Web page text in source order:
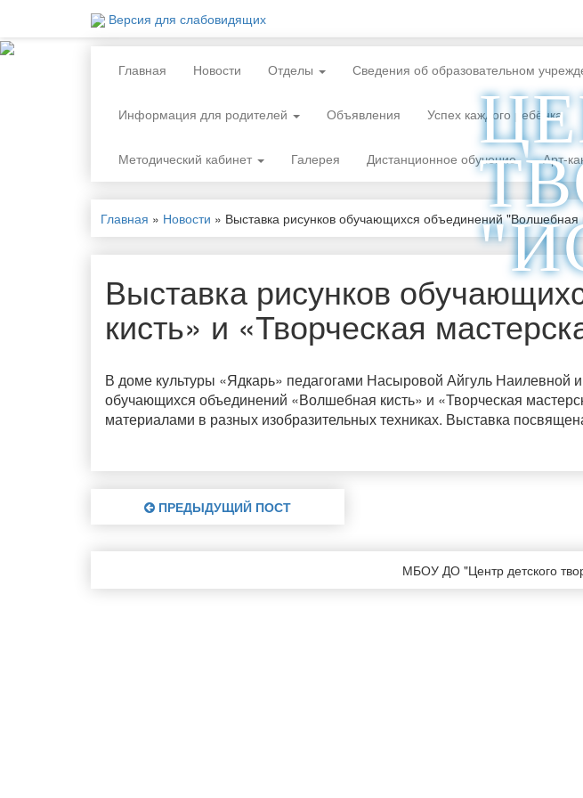
Версия для слабовидящих
Главная Новости Отделы Сведения об образовательном
Информация для родителей Объявления Успех каждого ребёнка
Методический кабинет Галерея Дистанционное обучение Арт-
Главная » Новости » Выставка рисунков обучающихся объединений "Волшебная
Выставка рисунков
кисть» и «Творческая
В доме культуры «Ядкарь» педагогами Насыровой Айгуль
обучающихся объединений «Волшебная кисть» и «Творческая
материалами в разных изобразительных техниках. Выставка
ПРЕДЫДУЩИЙ ПОСТ
МБОУ ДО "Центр детского